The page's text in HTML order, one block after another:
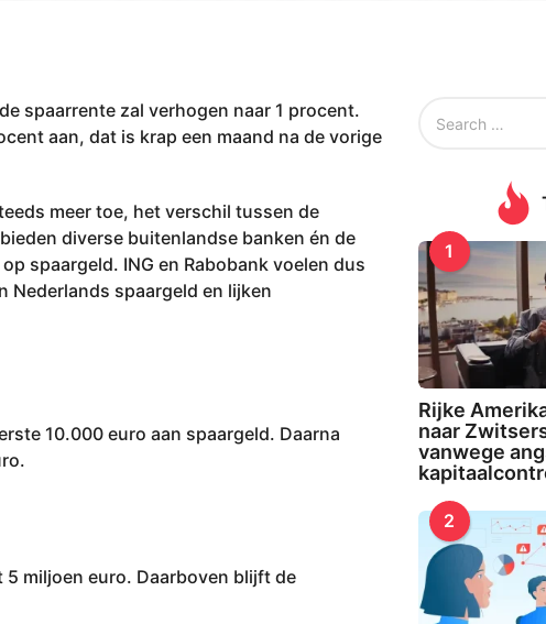
spaarrente zal verhogen naar 1 procent.
aan, dat is krap een maand na de vorige
meer toe, het verschil tussen de
diverse buitenlandse banken én de
spaargeld. ING en Rabobank voelen dus
Nederlands spaargeld en lijken
10.000 euro aan spaargeld. Daarna
5 miljoen euro. Daarboven blijft de
o
r
:
1
Rijke
naar
vanwege
2